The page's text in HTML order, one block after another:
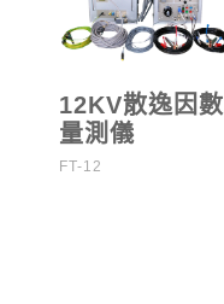
12KV散逸因數
量測儀
FT-12